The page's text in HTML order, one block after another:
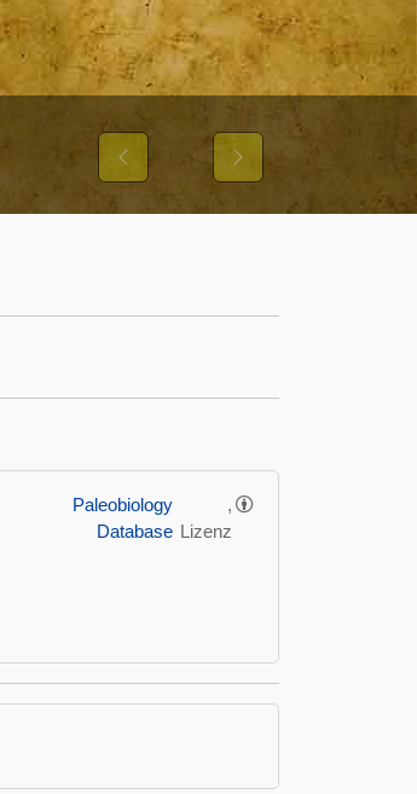
Previous Next
Paleobiology
Database
,
Lizenz